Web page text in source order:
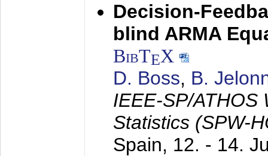
Decision-
blind ARMA
BibTEX
D. Boss, B.
IEEE-SP/ATHOS
Statistics (SPW-
Spain, 12. - 14.